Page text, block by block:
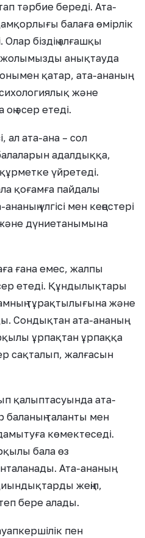
тәрбие береді. Ата-
балаға өмірлік
біздің алғашқы
жолымызды анықтауда
қатар, ата-ананың
және
әсер етеді.
ал ата-ана – сол
адалдыққа,
үйретеді.
қоғамға пайдалы
үлгісі мен кеңестері
дүниетанымына
ғана емес, жалпы
етеді. Құндылықтары
тұрақтылығына және
Сондықтан ата-ананың
ұрпақтан ұрпаққа
сақталып, жалғасын
қалыптасуында ата-
баланың таланты мен
көмектеседі.
бала өз
Ата-ананың
жеңіп,
бере алады.
пен